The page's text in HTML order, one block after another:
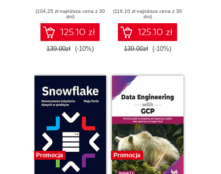
high-performance
vector search
systems with
Milvus
(104,25 zł najniższa cena z 30
dni)
125.10 zł
139.00zł (-10%)
(116,10 zł najniższa cena z 30
dni)
125.10 zł
139.00zł (-10%)
Promocja Promocja